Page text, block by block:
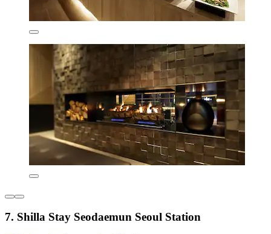
7. Shilla Stay Seodaemun Seoul Station